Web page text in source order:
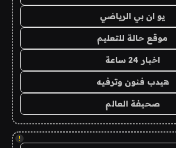
يو ان بي الرياضي
موقع حالة للتعليم
اخبار 24 ساعة
هيدب فنون وترفيه
صحيفة العالم
!